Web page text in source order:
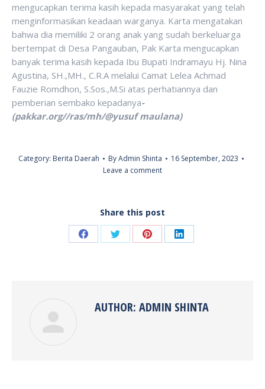
mengucapkan terima kasih kepada masyarakat yang telah
menginformasikan keadaan warganya. Karta mengatakan
bahwa dia memiliki 2 orang anak yang sudah berkeluarga
bertempat di Desa Pangauban, Pak Karta mengucapkan
banyak terima kasih kepada Ibu Bupati Indramayu Hj. Nina
Agustina, SH.,MH., C.R.A melalui Camat Lelea Achmad
Fauzie Romdhon, S.Sos.,M.Si atas perhatiannya dan
pemberian sembako kepadanya-
(pakkar.org//ras/mh/@yusuf maulana)
Category: Berita Daerah ByAdmin Shinta
16 September, 2023
Leave a comment
Share this post
Share Share Share Share
AUTHOR: ADMIN SHINTA